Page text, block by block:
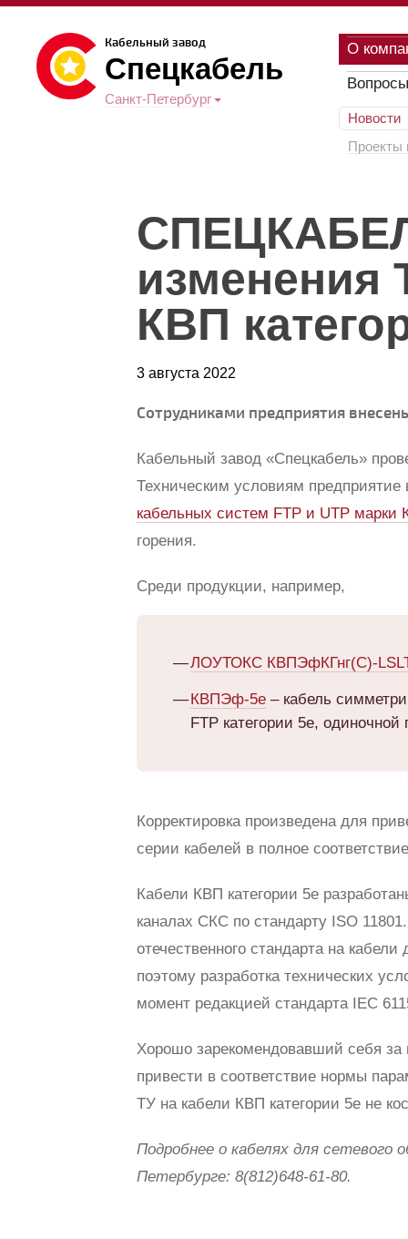
Кабельный завод
Спецкабель
Санкт-Петербург
О
Новости
Проекты
изменения
КВП
3 августа 2022
Сотрудниками предприятия
Кабельный завод «Спецкабель»
Техническим условиям предприятие
кабельных систем FTP и UTP марки
горения.
Среди продукции, например,
ЛОУТОКС КВПЭфКГнг(С)-
КВПЭф-5e– кабель
FTP категории 5e, одиночной
Корректировка произведена для
серии кабелей в полное
Кабели КВП категории 5е
каналах СКС по стандарту ISO
отечественного стандарта на
поэтому разработка технических
момент редакцией стандарта IEC
Хорошо зарекомендовавший себя
привести в соответствие нормы
ТУ на кабели КВП категории 5е не
Подробнее о кабелях для сетевого
Петербурге: 8(812)648-61-80.